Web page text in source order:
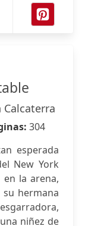
Calcaterra
304
esperada
New York
en la arena,
su hermana
niñez de